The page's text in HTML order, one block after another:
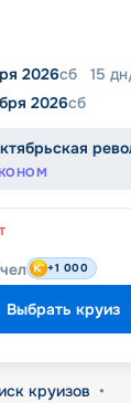
2026сб 15 дн
2026сб
+1 000
Выбрать круиз
круизов •